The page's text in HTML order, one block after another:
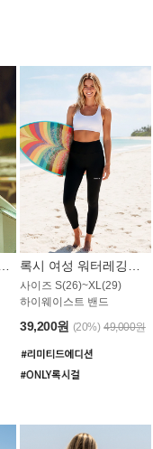
사이즈 S(26)~XL(29)
하이웨이스트 밴드
39,200원 (20%) 49,000원